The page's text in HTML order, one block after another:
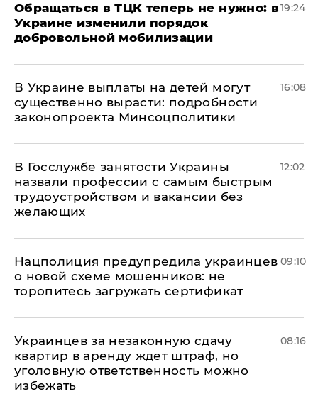
Обращаться в ТЦК теперь не нужно: в
Украине изменили порядок
добровольной мобилизации
19:24
В Украине выплаты на детей могут
существенно вырасти: подробности
законопроекта Минсоцполитики
16:08
В Госслужбе занятости Украины
назвали профессии с самым быстрым
трудоустройством и вакансии без
желающих
12:02
Нацполиция предупредила украинцев
о новой схеме мошенников: не
торопитесь загружать сертификат
09:10
Украинцев за незаконную сдачу
квартир в аренду ждет штраф, но
уголовную ответственность можно
избежать
08:16